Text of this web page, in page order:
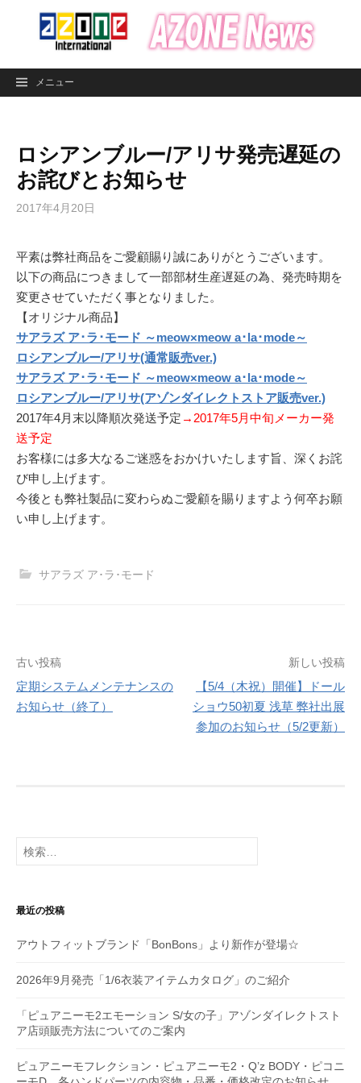
ン
メニュー
ロシアンブルー/アリサ発売遅延の
お詫びとお知らせ
2017年4月20日
平素は弊社商品をご愛顧賜り誠にありがとうございます。
以下の商品につきまして一部部材生産遅延の為、発売時期を
変更させていただく事となりました。
【オリジナル商品】
サアラズ ア･ラ･モード ～meow×meow a･la･mode～
ロシアンブルー/アリサ(通常販売ver.)
サアラズ ア･ラ･モード ～meow×meow a･la･mode～
ロシアンブルー/アリサ(アゾンダイレクトストア販売ver.)
2017年4月末以降順次発送予定 →2017年5月中旬メーカー発
送予定
お客様には多大なるご迷惑をおかけいたします旨、深くお詫
び申し上げます。
今後とも弊社製品に変わらぬご愛顧を賜りますよう何卒お願
い申し上げます。
サアラズ ア･ラ･モード
投
稿
シ
ョ
ン
古い投稿
定期システムメンテナンスの
お知らせ（終了）
新しい投稿
【5/4（木祝）開催】ドール
ショウ50初夏 浅草 弊社出展
参加のお知らせ（5/2更新）
検
索:
最近の投稿
アウトフィットブランド「BonBons」より新作が登場☆
2026年9月発売「1/6衣装アイテムカタログ」のご紹介
「ピュアニーモ2エモーション S/女の子」アゾンダイレクトスト
ア店頭販売方法についてのご案内
ピュアニーモフレクション・ピュアニーモ2・Q’z BODY・ピコニ